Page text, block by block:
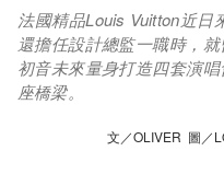
法國精品Louis Vuitton近
還擔任設計總監一職時，
初音未來量身打造四套演
座橋梁。
文／OLIVER 圖／